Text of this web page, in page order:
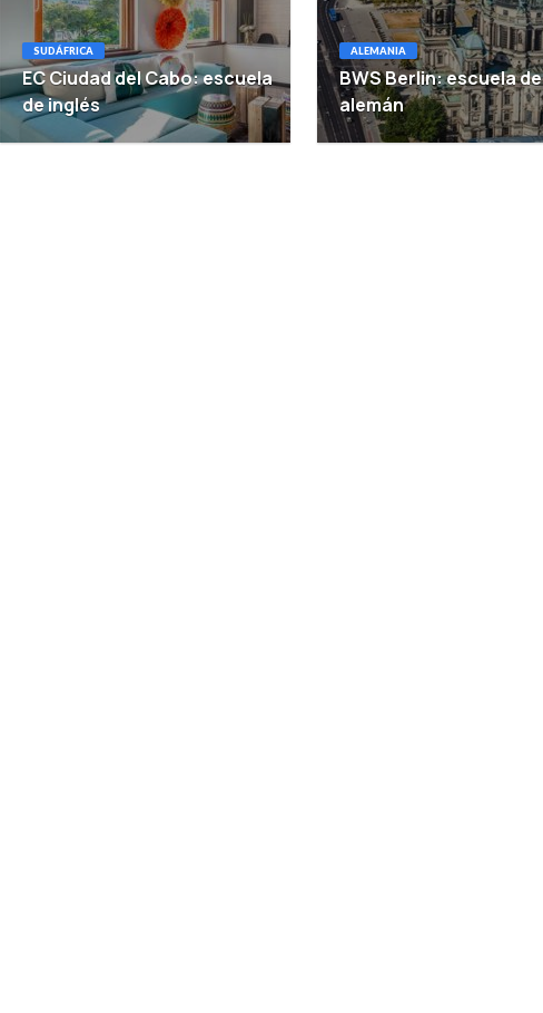
SUDÁFRICA
EC Ciudad del Cabo: escuela
de inglés
ALEMANIA
BWS Berlin: escuela de
alemán